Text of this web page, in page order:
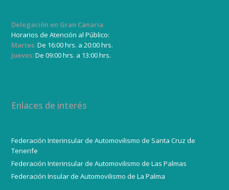
Delegación en Gran Canaria
Horarios de Atención al Público:
Martes:De 16:00 hrs. a 20:00 hrs.
Jueves:De 09:00 hrs. a 13:00 hrs.
Enlaces de interés
Federación Interinsular de Automovilismo de Santa Cruz de
Tenerife
Federación Interinsular de Automovilismo de Las Palmas
Federación Insular de Automovilismo de La Palma